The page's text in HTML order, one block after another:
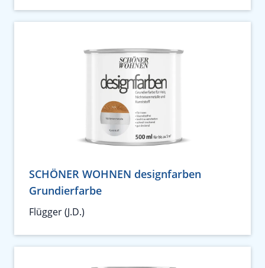
SCHÖNER WOHNEN designfarben
Grundierfarbe
Flügger (J.D.)